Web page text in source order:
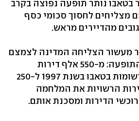
בטאבו נותר תופעה נפוצה בקרב
מצליחים לחסוך סכומי כסף
מהדיירים מראש.
מעשור הצליחה המדינה לצמצם
בכ-50% את היקף התופעה: מ-550 אלף דירות
ציבוריות שלא היו רשומות בטאבו בשנת 1997 ל-250
הרשויות את המלחמה
הדירות ומסכנת אותם.